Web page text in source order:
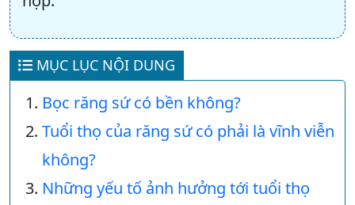
MỤC LỤC NỘI DUNG
Bọc răng sứ có bền không?
Tuổi thọ của răng sứ có phải là vĩnh viễn
không?
Những yếu tố ảnh hưởng tới tuổi thọ